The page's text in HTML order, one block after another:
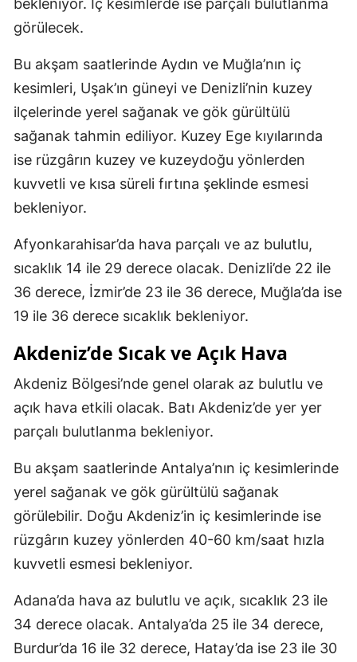
bekleniyor. İç kesimlerde ise parçalı bulutlanma
görülecek.
Bu akşam saatlerinde Aydın ve Muğla’nın iç
kesimleri, Uşak’ın güneyi ve Denizli’nin kuzey
ilçelerinde yerel sağanak ve gök gürültülü
sağanak tahmin ediliyor. Kuzey Ege kıyılarında
ise rüzgârın kuzey ve kuzeydoğu yönlerden
kuvvetli ve kısa süreli fırtına şeklinde esmesi
bekleniyor.
Afyonkarahisar’da hava parçalı ve az bulutlu,
sıcaklık 14 ile 29 derece olacak. Denizli’de 22 ile
36 derece, İzmir’de 23 ile 36 derece, Muğla’da ise
19 ile 36 derece sıcaklık bekleniyor.
Akdeniz’de Sıcak ve Açık Hava
Akdeniz Bölgesi’nde genel olarak az bulutlu ve
açık hava etkili olacak. Batı Akdeniz’de yer yer
parçalı bulutlanma bekleniyor.
Bu akşam saatlerinde Antalya’nın iç kesimlerinde
yerel sağanak ve gök gürültülü sağanak
görülebilir. Doğu Akdeniz’in iç kesimlerinde ise
rüzgârın kuzey yönlerden 40-60 km/saat hızla
kuvvetli esmesi bekleniyor.
Adana’da hava az bulutlu ve açık, sıcaklık 23 ile
34 derece olacak. Antalya’da 25 ile 34 derece,
Burdur’da 16 ile 32 derece, Hatay’da ise 23 ile 30